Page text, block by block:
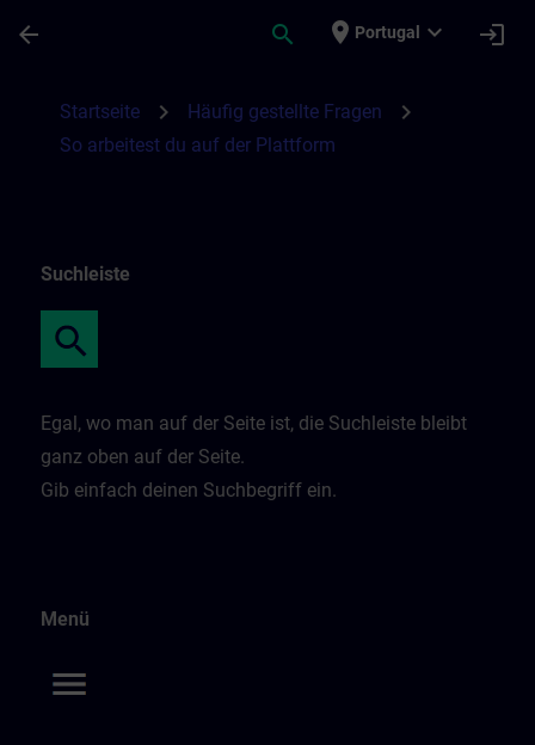
arrow_back search place Portugal expand_more login
Startseite chevron_right Häufig gestellte Fragen chevron_right
So arbeitest du auf der Plattform
Suchleiste
Egal, wo man auf der Seite ist, die Suchleiste bleibt
ganz oben auf der Seite.
Gib einfach deinen Suchbegriff ein.
Menü